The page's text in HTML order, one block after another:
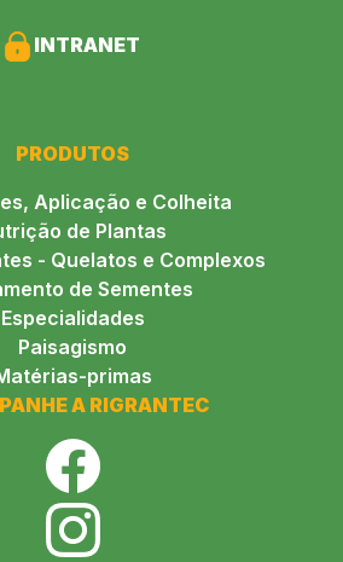
INTRANET
PRODUTOS
Aplicação e Colheita
de Plantas
- Quelatos e Complexos
de Sementes
Especialidades
Paisagismo
primas
A RIGRANTEC